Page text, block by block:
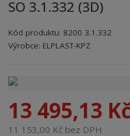
d
í
s
a
SO 3.1.332 (3D)
Kód produktu: 8200 3.1.332
Kód výrobce: 8595208606618
Kód dodavatele:8595208606618
Výrobce: ELPLAST-KPZ
13 495,13
11 153,00 Kč bez DPH